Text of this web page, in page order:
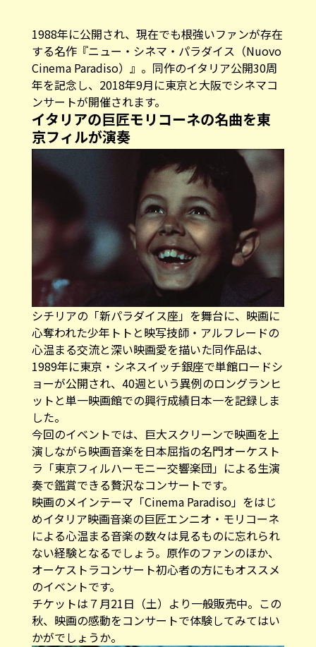
1988年に公開され、現在でも根強いファンが存在
する名作『ニュー・シネマ・パラダイス（Nuovo
Cinema Paradiso）』。同作のイタリア公開30周
年を記念し、2018年9月に東京と大阪でシネマコ
ンサートが開催されます。
イタリアの巨匠モリコーネの名曲を東
京フィルが演奏
シチリアの「新パラダイス座」を舞台に、映画に
心奪われた少年トトと映写技師・アルフレードの
心温まる交流と深い映画愛を描いた同作品は、
1989年に東京・シネスイッチ銀座で単館ロードシ
ョーが公開され、40週という異例のロングランヒ
ットと単一映画館での興行成績日本一を記録しま
した。
今回のイベントでは、巨大スクリーンで映画を上
演しながら映画音楽を日本屈指の名門オーケスト
ラ「東京フィルハーモニー交響楽団」による生演
奏で鑑賞できる贅沢なコンサートです。
映画のメインテーマ「Cinema Paradiso」をはじ
めイタリア映画音楽の巨匠エンニオ・モリコーネ
による心温まる音楽の数々は見るものに忘れられ
ない経験となるでしょう。原作のファンのほか、
オーケストラコンサート初心者の方にもオススメ
のイベントです。
チケットは７月21日（土）より一般販売中。この
秋、映画の感動をコンサートで体験してみてはい
かがでしょうか。